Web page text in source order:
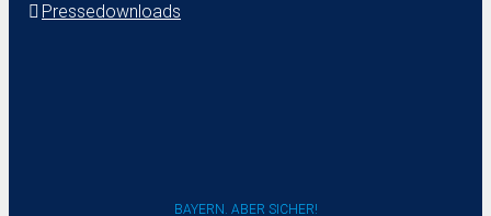
Pressedownloads
BAYERN. ABER SICHER!